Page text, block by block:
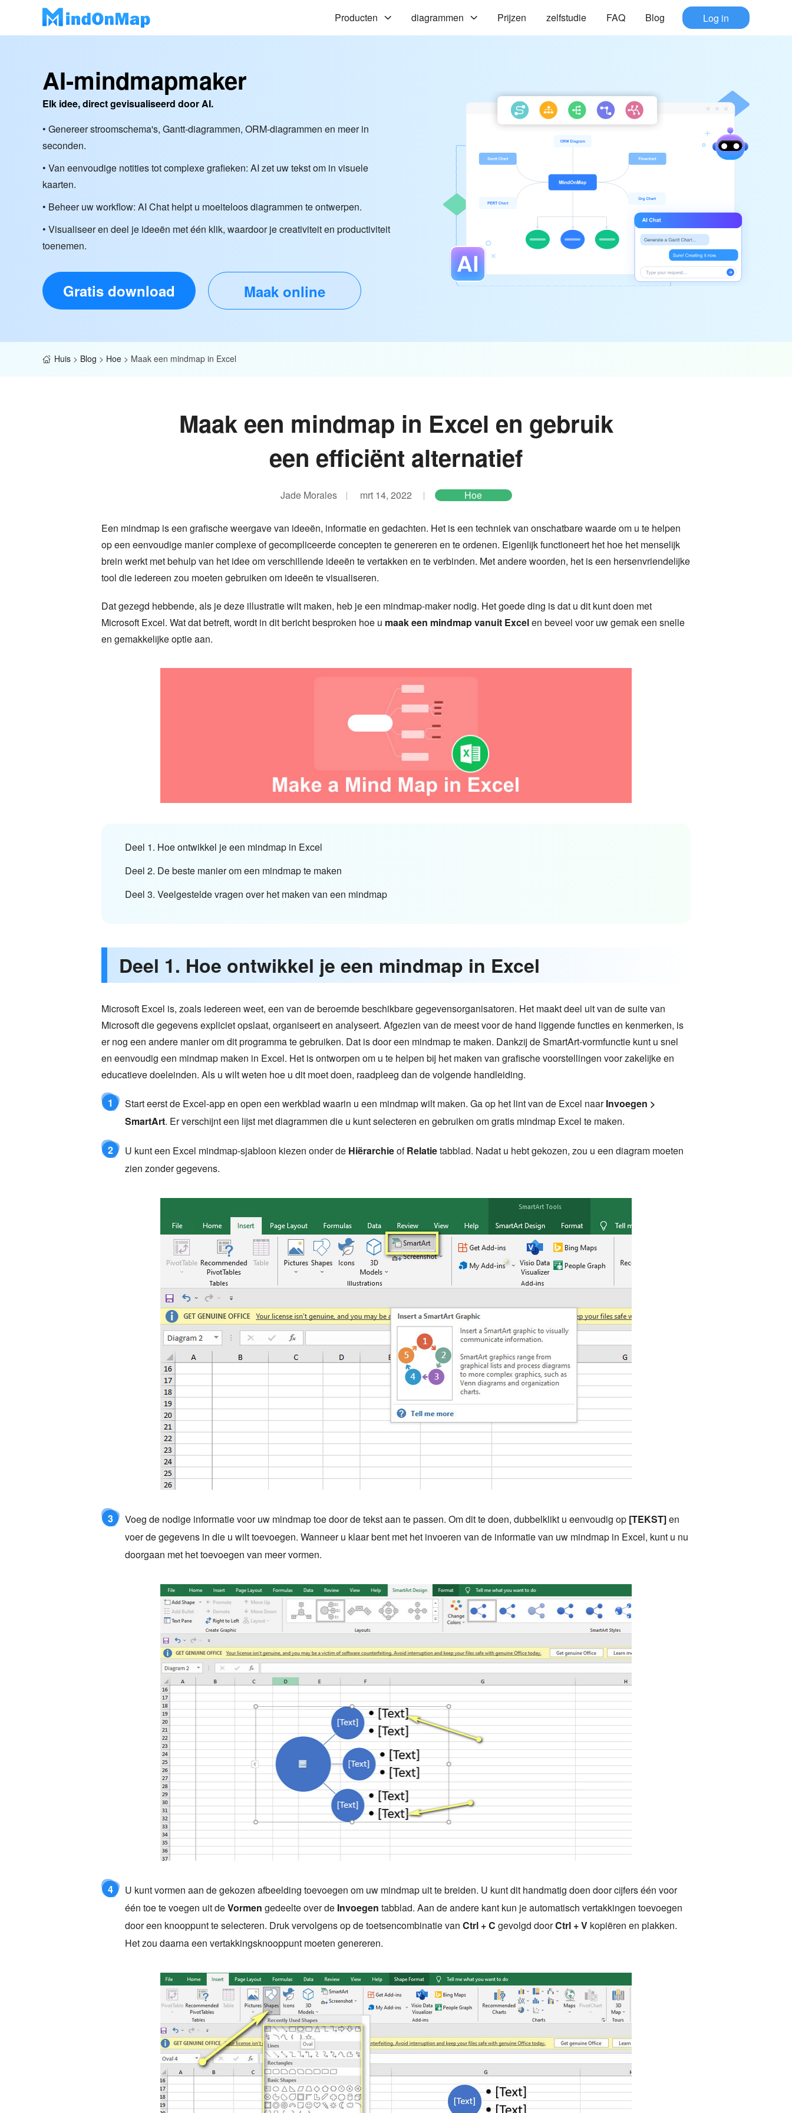
Producten diagrammen Prijzen zelfstudie FAQ Blog Log in
AI-mindmapmaker
Elk idee, direct gevisualiseerd door AI.
• Genereer stroomschema's, Gantt-diagrammen, ORM-diagrammen en meer in
seconden.
• Van eenvoudige notities tot complexe grafieken: AI zet uw tekst om in visuele
kaarten.
• Beheer uw workflow: AI Chat helpt u moeiteloos diagrammen te ontwerpen.
• Visualiseer en deel je ideeën met één klik, waardoor je creativiteit en productiviteit
toenemen.
Gratis download Maak online
Huis > Blog > Hoe > Maak een mindmap in Excel
Maak een mindmap in Excel en gebruik
een efficiënt alternatief
Jade Morales mrt 14, 2022 Hoe
Een mindmap is een grafische weergave van ideeën, informatie en gedachten. Het is een techniek van onschatbare waarde om u te helpen
op een eenvoudige manier complexe of gecompliceerde concepten te genereren en te ordenen. Eigenlijk functioneert het hoe het menselijk
brein werkt met behulp van het idee om verschillende ideeën te vertakken en te verbinden. Met andere woorden, het is een hersenvriendelijke
tool die iedereen zou moeten gebruiken om ideeën te visualiseren.
Dat gezegd hebbende, als je deze illustratie wilt maken, heb je een mindmap-maker nodig. Het goede ding is dat u dit kunt doen met
Microsoft Excel. Wat dat betreft, wordt in dit bericht besproken hoe u maak een mindmap vanuit Excelen beveel voor uw gemak een snelle
en gemakkelijke optie aan.
Deel 1. Hoe ontwikkel je een mindmap in Excel
Deel 2. De beste manier om een mindmap te maken
Deel 3. Veelgestelde vragen over het maken van een mindmap
Deel 1. Hoe ontwikkel je een mindmap in Excel
Microsoft Excel is, zoals iedereen weet, een van de beroemde beschikbare gegevensorganisatoren. Het maakt deel uit van de suite van
Microsoft die gegevens expliciet opslaat, organiseert en analyseert. Afgezien van de meest voor de hand liggende functies en kenmerken, is
er nog een andere manier om dit programma te gebruiken. Dat is door een mindmap te maken. Dankzij de SmartArt-vormfunctie kunt u snel
en eenvoudig een mindmap maken in Excel. Het is ontworpen om u te helpen bij het maken van grafische voorstellingen voor zakelijke en
educatieve doeleinden. Als u wilt weten hoe u dit moet doen, raadpleeg dan de volgende handleiding.
1 Start eerst de Excel-app en open een werkblad waarin u een mindmap wilt maken. Ga op het lint van de Excel naarInvoegen >
SmartArt. Er verschijnt een lijst met diagrammen die u kunt selecteren en gebruiken om gratis mindmap Excel te maken.
2 U kunt een Excel mindmap-sjabloon kiezen onder de HiërarchieofRelatietabblad. Nadat u hebt gekozen, zou u een diagram moeten
zien zonder gegevens.
3 Voeg de nodige informatie voor uw mindmap toe door de tekst aan te passen. Om dit te doen, dubbelklikt u eenvoudig op [TEKST]en
voer de gegevens in die u wilt toevoegen. Wanneer u klaar bent met het invoeren van de informatie van uw mindmap in Excel, kunt u nu
doorgaan met het toevoegen van meer vormen.
4
U kunt vormen aan de gekozen afbeelding toevoegen om uw mindmap uit te breiden. U kunt dit handmatig doen door cijfers één voor
één toe te voegen uit deVormen gedeelte over de Invoegen tabblad. Aan de andere kant kun je automatisch vertakkingen toevoegen
door een knooppunt te selecteren. Druk vervolgens op de toetsencombinatie van Ctrl + C gevolgd doorCtrl + V kopiëren en plakken.
Het zou daarna een vertakkingsknooppunt moeten genereren.